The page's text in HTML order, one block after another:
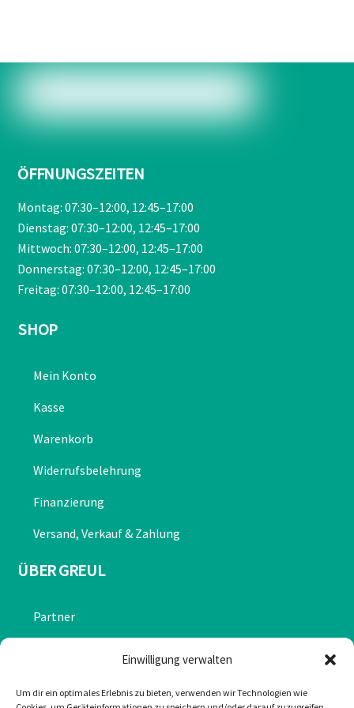
Einwilligung verwalten
Um dir ein optimales Erlebnis zu bieten, verwenden wir Technologien wie
ÖFFNUNGSZEITEN
Montag: 07:30–12:00, 12:45–17:00
Dienstag: 07:30–12:00, 12:45–17:00
Mittwoch: 07:30–12:00, 12:45–17:00
Donnerstag: 07:30–12:00, 12:45–17:00
Freitag: 07:30–12:00, 12:45–17:00
SHOP
Mein Konto
Kasse
Warenkorb
Widerrufsbelehrung
Finanzierung
Versand, Verkauf & Zahlung
ÜBER GREUL
Partner